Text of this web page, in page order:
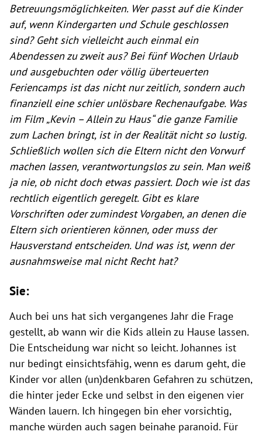
Betreuungsmöglichkeiten. Wer passt auf die Kinder
auf, wenn Kindergarten und Schule geschlossen
sind? Geht sich vielleicht auch einmal ein
Abendessen zu zweit aus? Bei fünf Wochen Urlaub
und ausgebuchten oder völlig überteuerten
Feriencamps ist das nicht nur zeitlich, sondern auch
finanziell eine schier unlösbare Rechenaufgabe. Was
im Film „Kevin – Allein zu Haus“ die ganze Familie
zum Lachen bringt, ist in der Realität nicht so lustig.
Schließlich wollen sich die Eltern nicht den Vorwurf
machen lassen, verantwortungslos zu sein. Man weiß
ja nie, ob nicht doch etwas passiert. Doch wie ist das
rechtlich eigentlich geregelt. Gibt es klare
Vorschriften oder zumindest Vorgaben, an denen die
Eltern sich orientieren können, oder muss der
Hausverstand entscheiden. Und was ist, wenn der
ausnahmsweise mal nicht Recht hat?
Sie:
Auch bei uns hat sich vergangenes Jahr die Frage
gestellt, ab wann wir die Kids allein zu Hause lassen.
Die Entscheidung war nicht so leicht. Johannes ist
nur bedingt einsichtsfähig, wenn es darum geht, die
Kinder vor allen (un)denkbaren Gefahren zu schützen,
die hinter jeder Ecke und selbst in den eigenen vier
Wänden lauern. Ich hingegen bin eher vorsichtig,
manche würden auch sagen beinahe paranoid. Für